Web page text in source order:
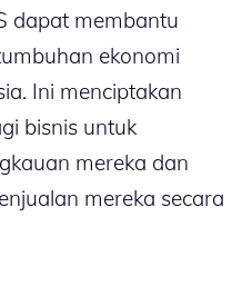
dapat membantu
ekonomi
Ini menciptakan
bisnis untuk
mereka dan
mereka secara